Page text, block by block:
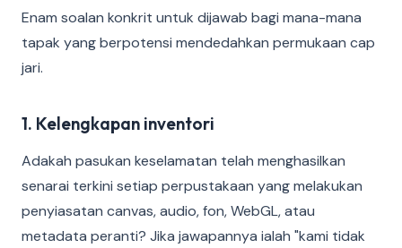
Enam soalan konkrit untuk dijawab bagi mana-mana
tapak yang berpotensi mendedahkan permukaan cap
jari.
1. Kelengkapan inventori
Adakah pasukan keselamatan telah menghasilkan
senarai terkini setiap perpustakaan yang melakukan
penyiasatan canvas, audio, fon, WebGL, atau
metadata peranti? Jika jawapannya ialah "kami tidak